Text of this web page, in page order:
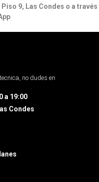
9, Las Condes o a través
no dudes en
a 19:00
Condes